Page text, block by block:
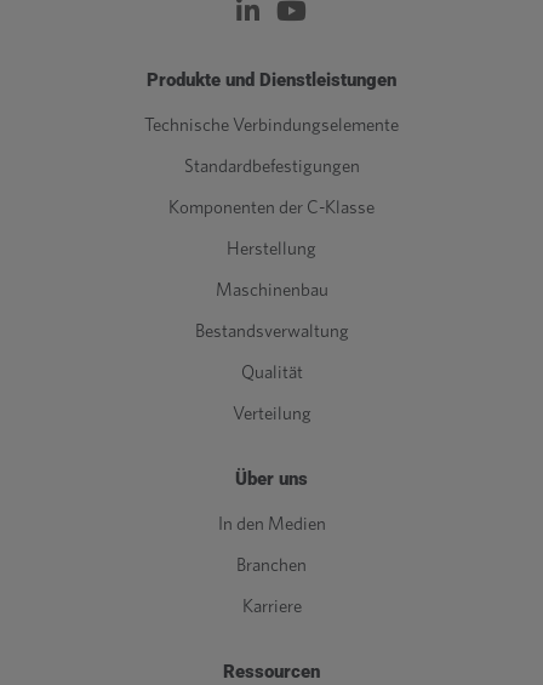
Produkte und Dienstleistungen
Technische Verbindungselemente
Standardbefestigungen
Komponenten der C-Klasse
Herstellung
Maschinenbau
Bestandsverwaltung
Qualität
Verteilung
Über uns
In den Medien
Branchen
Karriere
Ressourcen